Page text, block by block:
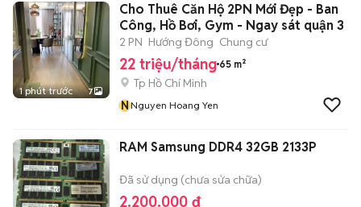
1 phút trước 7
Cho Thuê Căn Hộ 2PN Mới Đẹp - Ban
Công, Hồ Bơi, Gym - Ngay sát quận 3
2 PN Hướng Đông Chung cư
22 triệu/tháng 65 m²
Tp Hồ Chí Minh
NNguyen Hoang Yen
RAM Samsung DDR4 32GB 2133P
Đã sử dụng (chưa sửa chữa)
2.200.000 đ